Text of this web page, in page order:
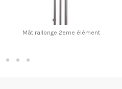
Mât rallonge 2eme élément